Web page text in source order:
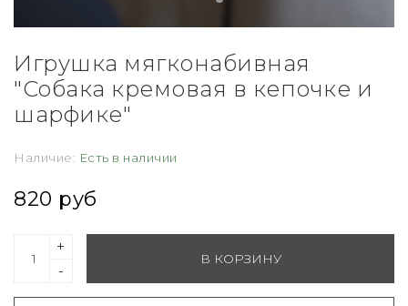
Игрушка мягконабивная
"Собака кремовая в кепочке и
шарфике"
Наличие: Есть в наличии
820 руб
-
+
В КОРЗИНУ